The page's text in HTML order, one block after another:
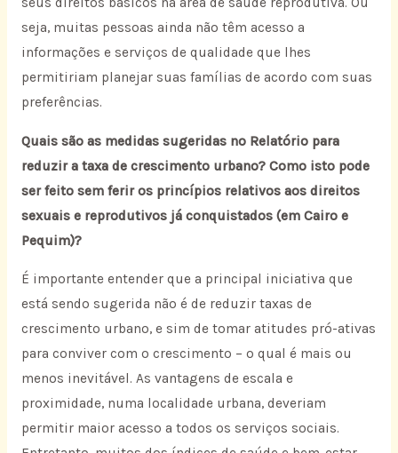
seja, muitas pessoas ainda não têm acesso a
informações e serviços de qualidade que lhes
permitiriam planejar suas famílias de acordo com suas
preferências.
Quais são as medidas sugeridas no Relatório para
reduzir a taxa de crescimento urbano? Como isto pode
ser feito sem ferir os princípios relativos aos direitos
sexuais e reprodutivos já conquistados (em Cairo e
Pequim)?
É importante entender que a principal iniciativa que
está sendo sugerida não é de reduzir taxas de
crescimento urbano, e sim de tomar atitudes pró-ativas
para conviver com o crescimento – o qual é mais ou
menos inevitável. As vantagens de escala e
proximidade, numa localidade urbana, deveriam
permitir maior acesso a todos os serviços sociais.